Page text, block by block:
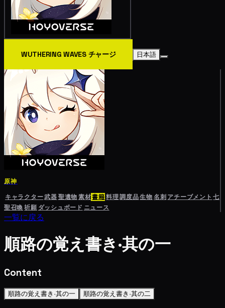
WUTHERING WAVES チャージ 日本語
原神
キャラクター武器聖遺物素材書籍料理調度品生物名刺 アチーブメント 七
聖召喚祈願 ダッシュボード ニュース
一覧に戻る
順路の覚え書き·其の一
Content
順路の覚え書き·其の一 順路の覚え書き·其の二